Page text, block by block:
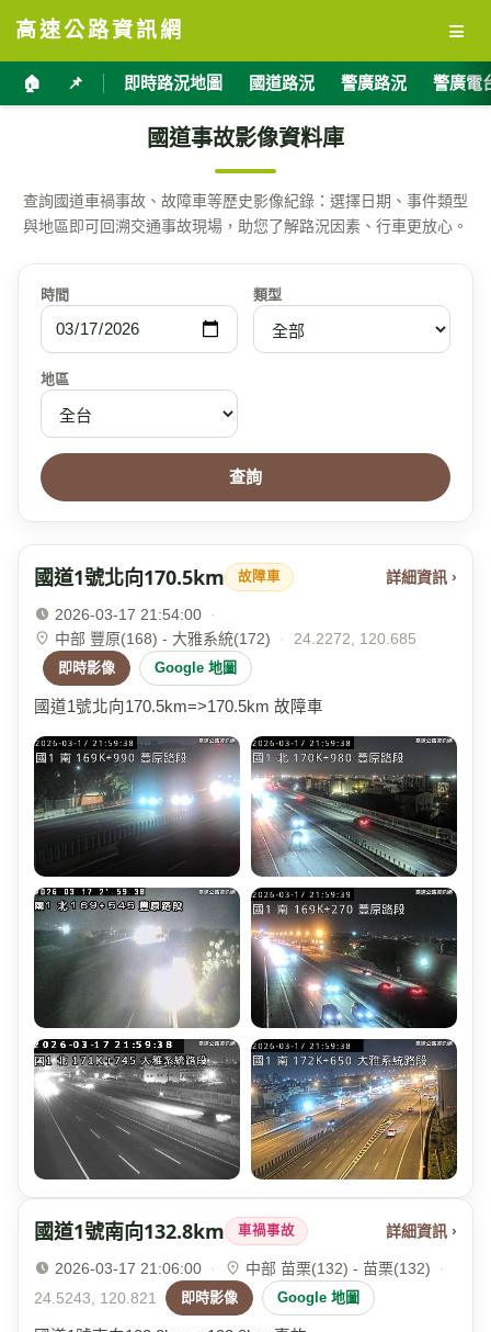
高速公路資訊網 ≡
🏠 📌 即時路況地圖 國道路況 警廣路況 警廣電
國道事故影像資料庫
查詢國道車禍事故、故障車等歷史影像紀錄：選擇日期、事件類型
與地區即可回溯交通事故現場，助您了解路況因素、行車更放心。
時間 類型
地區
查詢
國道1號北向170.5km 故障車 詳細資訊 ›
2026-03-17 21:54:00
·
中部 豐原(168) - 大雅系統(172)
· 24.2272, 120.685
即時影像 Google 地圖
國道1號北向170.5km=>170.5km 故障車
國道1號南向132.8km 車禍事故 詳細資訊 ›
2026-03-17 21:06:00 · 中部 苗栗(132) - 苗栗(132)
·
24.5243, 120.821
即時影像 Google 地圖